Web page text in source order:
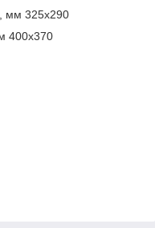
мм 325х290
400х370